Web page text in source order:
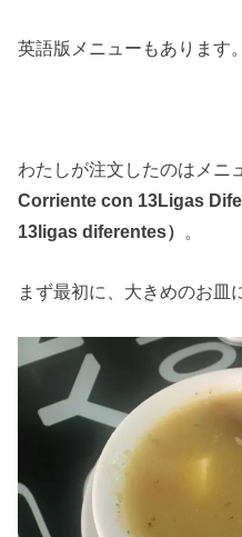
英語版メニューもあります。
わたしが注文したのはメニ
Corriente con 13Ligas
13ligas diferentes） 。
まず最初に、大きめのお皿